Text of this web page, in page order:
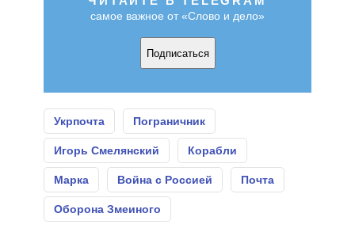
самое важное от «Слово и дело»
Подписаться
Укрпочта Пограничник
Игорь Смелянский Корабли
Марка Война с Россией Почта
Оборона Змеиного